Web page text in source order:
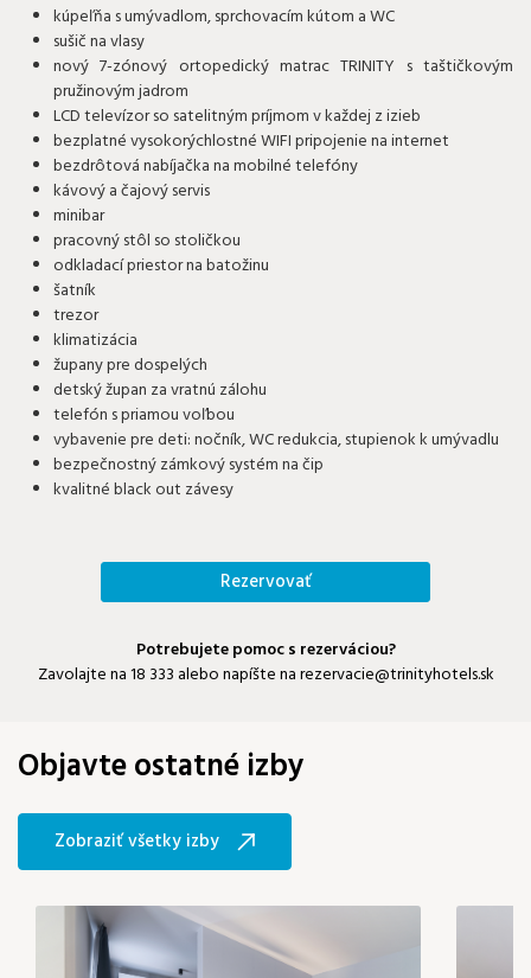
kúpeľňa s umývadlom, sprchovacím kútom a WC
sušič na vlasy
nový 7-zónový ortopedický matrac TRINITY s taštičkovým
pružinovým jadrom
LCD televízor so satelitným príjmom v každej z izieb
bezplatné vysokorýchlostné WIFI pripojenie na internet
bezdrôtová nabíjačka na mobilné telefóny
kávový a čajový servis
minibar
pracovný stôl so stoličkou
odkladací priestor na batožinu
šatník
trezor
klimatizácia
župany pre dospelých
detský župan za vratnú zálohu
telefón s priamou voľbou
vybavenie pre deti: nočník, WC redukcia, stupienok k umývadlu
bezpečnostný zámkový systém na čip
kvalitné black out závesy
Rezervovať
Potrebujete pomoc s rezerváciou?
Zavolajte na18 333 alebo napíšte narezervacie@trinityhotels.sk
Objavte ostatné izby
Zobraziť všetky izby